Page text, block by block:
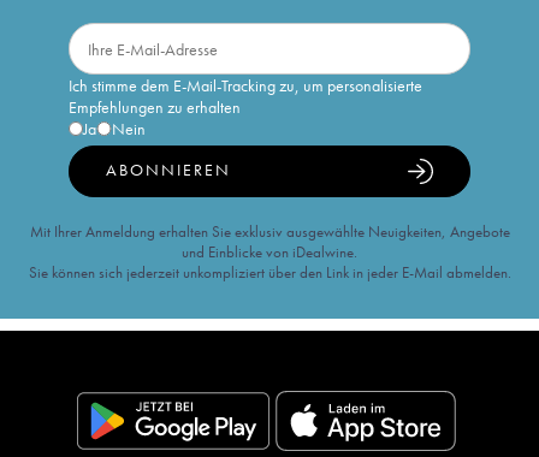
Ich stimme dem E-Mail-Tracking zu, um personalisierte
Empfehlungen zu erhalten
Ja
Nein
ABONNIEREN
Mit Ihrer Anmeldung erhalten Sie exklusiv ausgewählte Neuigkeiten, Angebote
und Einblicke von iDealwine.
Sie können sich jederzeit unkompliziert über den Link in jeder E-Mail abmelden.